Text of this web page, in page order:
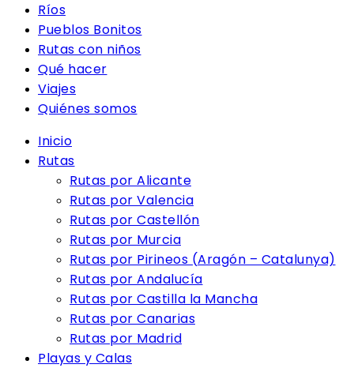
Ríos
Pueblos Bonitos
Rutas con niños
Qué hacer
Viajes
Quiénes somos
Inicio
Rutas
Rutas por Alicante
Rutas por Valencia
Rutas por Castellón
Rutas por Murcia
Rutas por Pirineos (Aragón – Catalunya)
Rutas por Andalucía
Rutas por Castilla la Mancha
Rutas por Canarias
Rutas por Madrid
Playas y Calas